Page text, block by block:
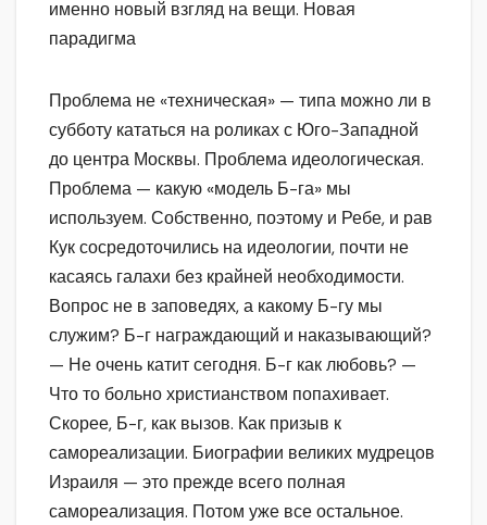
именно новый взгляд на вещи. Новая
парадигма
Проблема не «техническая» — типа можно ли в
субботу кататься на роликах с Юго-Западной
до центра Москвы. Проблема идеологическая.
Проблема — какую «модель Б-га» мы
используем. Собственно, поэтому и Ребе, и рав
Кук сосредоточились на идеологии, почти не
касаясь галахи без крайней необходимости.
Вопрос не в заповедях, а какому Б-гу мы
служим? Б-г награждающий и наказывающий?
— Не очень катит сегодня. Б-г как любовь? —
Что то больно христианством попахивает.
Скорее, Б-г, как вызов. Как призыв к
самореализации. Биографии великих мудрецов
Израиля — это прежде всего полная
самореализация. Потом уже все остальное.